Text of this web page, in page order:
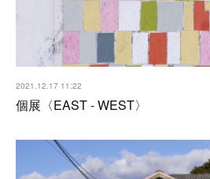
2021.12.17 11:22
個展〈EAST - WEST〉